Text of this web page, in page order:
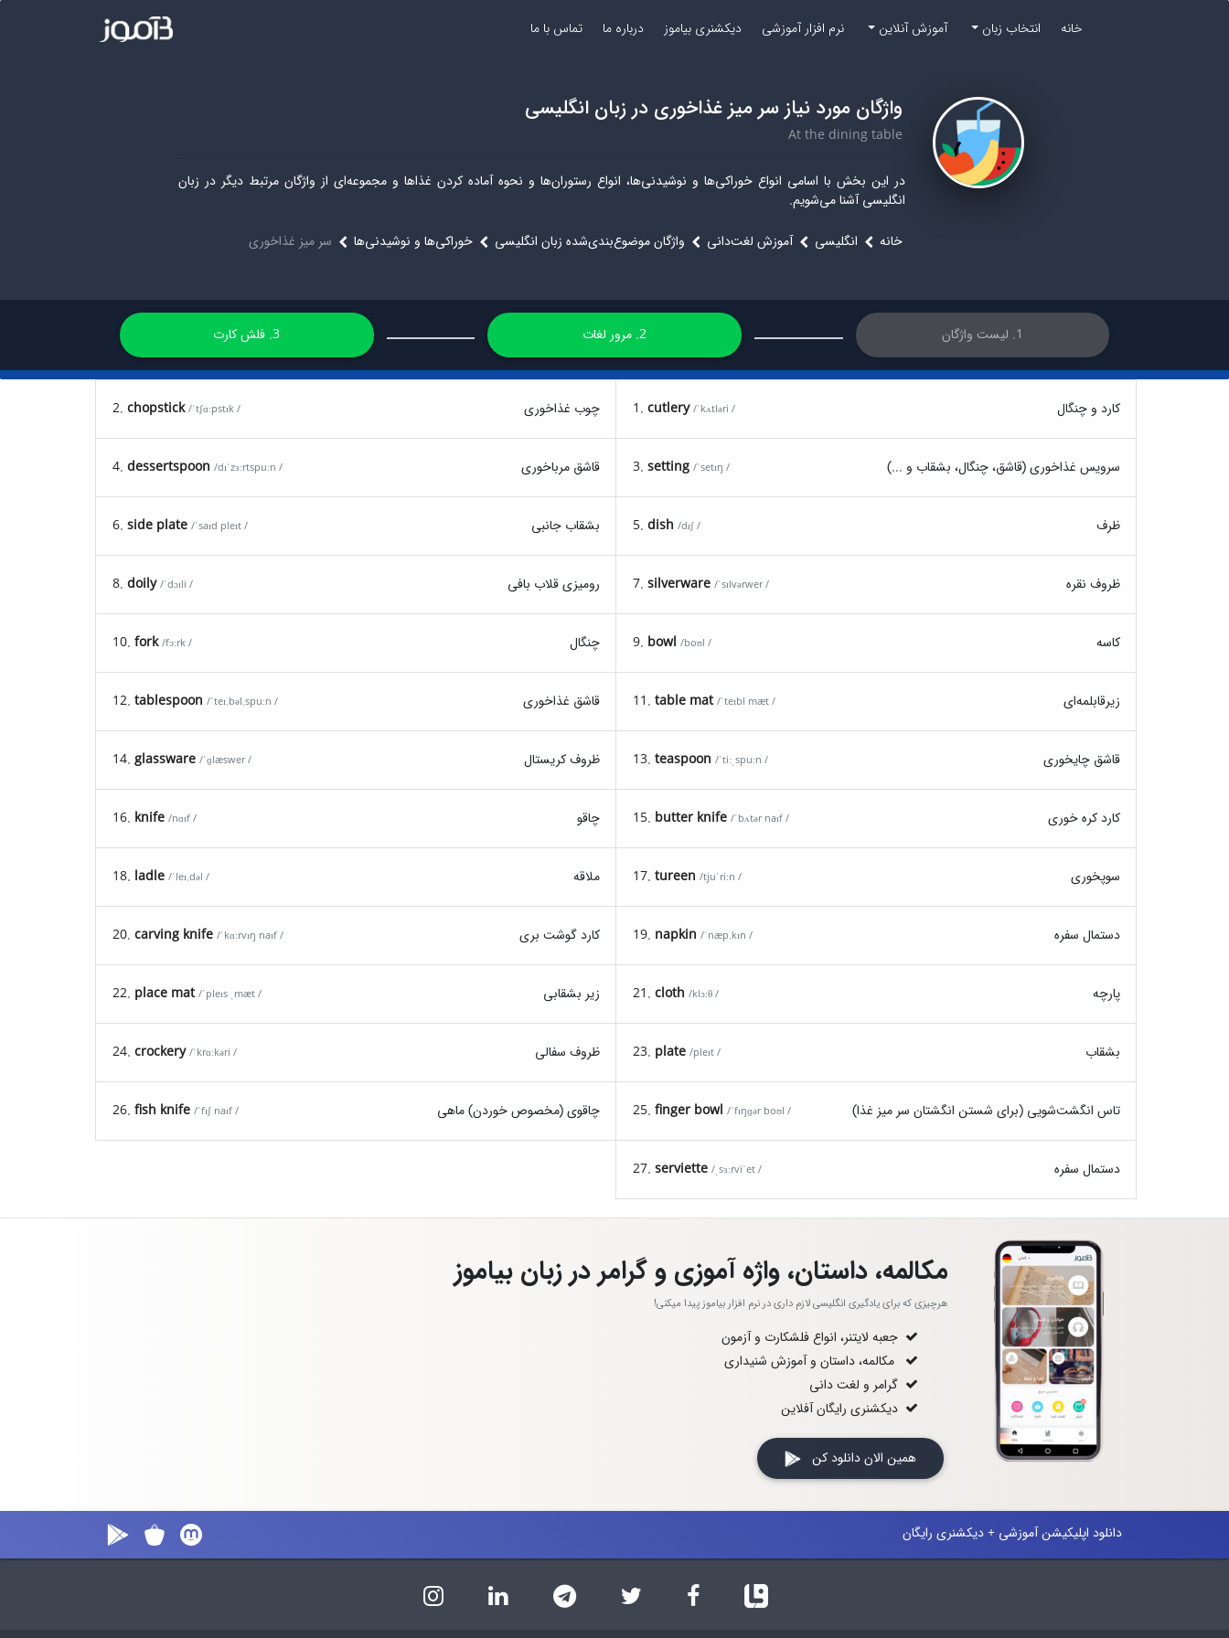
خانه انتخاب زبان آموزش آنلاین نرم افزار آموزشی دیکشنری بیاموز درباره ما تماس با ما
واژگان مورد نیاز سر میز غذاخوری در زبان انگلیسی
At the dining table
در این بخش با اسامی انواع خوراکی‌ها و نوشیدنی‌ها، انواع رستوران‌ها و نحوه آماده کردن غذاها و مجموعه‌ای از واژگان مرتبط دیگر در زبان
انگلیسی آشنا می‌شویم.
خانه انگلیسی آموزش لغت‌دانی واژگان موضوع‌بندی‌شده زبان انگلیسی خوراکی‌ها و نوشیدنی‌ها سر میز غذاخوری
1. لیست واژگان 2. مرور لغات 3. فلش کارت
1. cutlery /ˈkʌtləri / کارد و چنگال 2. chopstick /ˈtʃɑːpstɪk / چوب غذاخوری
3. setting /ˈsetɪŋ / سرویس غذاخوری (قاشق، چنگال، بشقاب و ...) 4. dessertspoon /dɪˈzɜːrtspuːn / قاشق مرباخوری
5. dish /dɪʃ / ظرف 6. side plate /ˈsaɪd pleɪt / بشقاب جانبی
7. silverware /ˈsɪlvərwer / ظروف نقره 8. doily /ˈdɔɪli / رومیزی قلاب بافی
9. bowl /boʊl / کاسه 10. fork /fɔːrk / چنگال
11. table mat /ˈteɪbl mæt / زیرقابلمه‌ای 12. tablespoon /ˈteɪ.bəl.spuːn / قاشق غذاخوری
13. teaspoon /ˈtiːˌspuːn / قاشق چایخوری 14. glassware /ˈɡlæswer / ظروف کریستال
15. butter knife /ˈbʌtər naɪf / کارد کره خوری 16. knife /nɑɪf / چاقو
17. tureen /tjuˈriːn / سوپخوری 18. ladle /ˈleɪ.dəl / ملاقه
19. napkin /ˈnæp.kɪn / دستمال سفره 20. carving knife /ˈkɑːrvɪŋ naɪf / کارد گوشت بری
21. cloth /klɔːθ / پارچه 22. place mat /ˈpleɪs ˌmæt / زیر بشقابی
23. plate /pleɪt / بشقاب 24. crockery /ˈkrɑːkəri / ظروف سفالی
25. finger bowl /ˈfɪŋɡər boʊl / تاس انگشت‌شویی (برای شستن انگشتان سر میز غذا) 26. fish knife /ˈfɪʃ naɪf / چاقوی (مخصوص خوردن) ماهی
27. serviette /ˌsɜːrviˈet / دستمال سفره
مکالمه، داستان، واژه آموزی و گرامر در زبان بیاموز
هرچیزی که برای یادگیری انگلیسی لازم داری در نرم افزار بیاموز پیدا میکنی!
جعبه لایتنر، انواع فلشکارت و آزمون
مکالمه، داستان و آموزش شنیداری
گرامر و لغت دانی
دیکشنری رایگان آفلاین
همین الان دانلود کن
دانلود اپلیکیشن آموزشی + دیکشنری رایگان